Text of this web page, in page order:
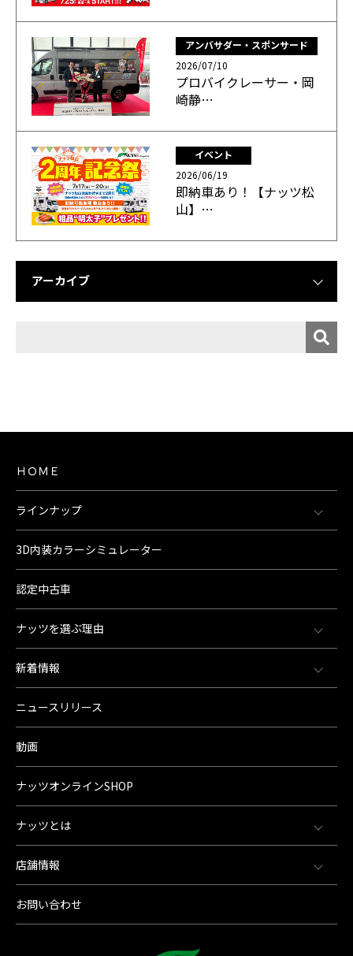
アンバサダー・スポンサード
2026/07/10
プロバイクレーサー・岡
崎静…
イベント
2026/06/19
即納車あり！【ナッツ松
山】…
アーカイブ
ＨＯＭＥ
ラインナップ
3D内装カラーシミュレーター
認定中古車
ナッツを選ぶ理由
新着情報
ニュースリリース
動画
ナッツオンラインSHOP
ナッツとは
店舗情報
お問い合わせ